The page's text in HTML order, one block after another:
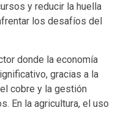
y reducir la huella
los desafíos del
donde la economía
gracias a la
cobre y la gestión
En la agricultura, el uso